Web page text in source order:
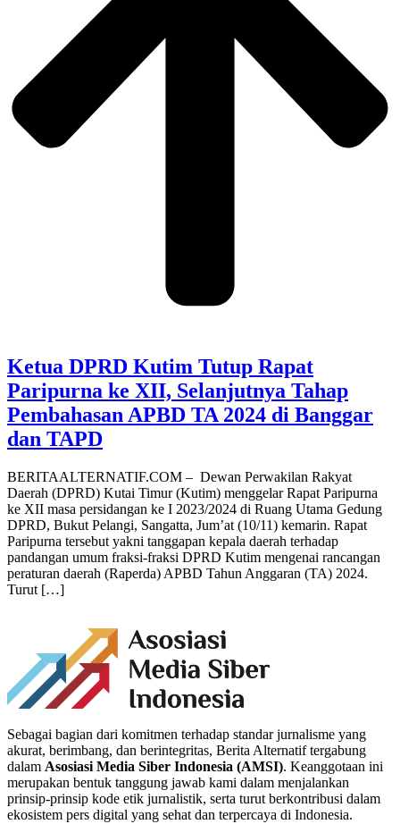
Ketua DPRD Kutim Tutup Rapat
Paripurna ke XII, Selanjutnya Tahap
Pembahasan APBD TA 2024 di Banggar
dan TAPD
BERITAALTERNATIF.COM – Dewan Perwakilan Rakyat
Daerah (DPRD) Kutai Timur (Kutim) menggelar Rapat Paripurna
ke XII masa persidangan ke I 2023/2024 di Ruang Utama Gedung
DPRD, Bukut Pelangi, Sangatta, Jum’at (10/11) kemarin. Rapat
Paripurna tersebut yakni tanggapan kepala daerah terhadap
pandangan umum fraksi-fraksi DPRD Kutim mengenai rancangan
peraturan daerah (Raperda) APBD Tahun Anggaran (TA) 2024.
Turut […]
Sebagai bagian dari komitmen terhadap standar jurnalisme yang
akurat, berimbang, dan berintegritas, Berita Alternatif tergabung
dalam Asosiasi Media Siber Indonesia (AMSI). Keanggotaan ini
merupakan bentuk tanggung jawab kami dalam menjalankan
prinsip-prinsip kode etik jurnalistik, serta turut berkontribusi dalam
ekosistem pers digital yang sehat dan terpercaya di Indonesia.